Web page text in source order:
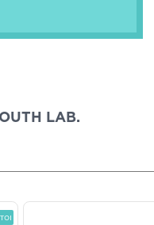
LAB.